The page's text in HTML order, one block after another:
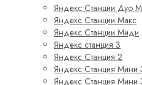
Яндекс Станции Дуо
Яндекс Станции Макс
Яндекс Станции Миди
Яндекс станция 3
Яндекс Станция 2
Яндекс Станция Мини
Яндекс Станция Мини